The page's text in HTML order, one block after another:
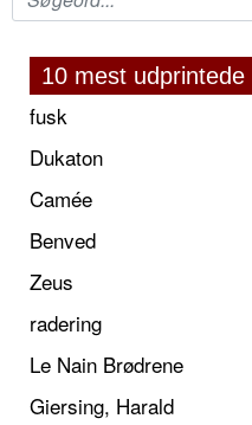
10 mest udprintede
fusk
Dukaton
Camée
Benved
Zeus
radering
Le Nain Brødrene
Giersing, Harald